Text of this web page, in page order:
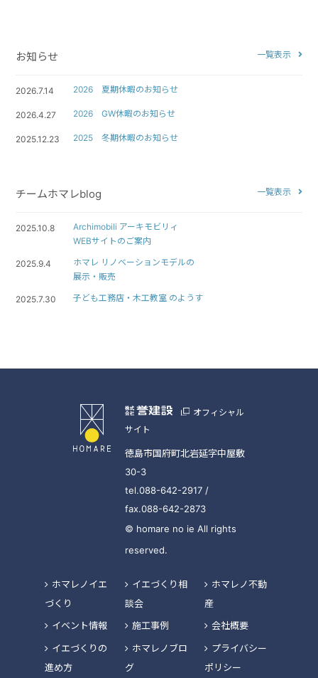
お知らせ 一覧表示
2026.7.14 2026 夏期休暇のお知らせ
2026.4.27 2026 GW休暇のお知らせ
2025.12.23 2025 冬期休暇のお知らせ
チームホマレblog 一覧表示
2025.10.8
Archimobili アーキモビリィ
WEBサイトのご案内
2025.9.4
ホマレ リノベーションモデルの
展示・販売
2025.7.30 子ども工務店・木工教室 のようす
オフィシャル
サイト
徳島市国府町北岩延字中屋敷
30-3
tel.088-642-2917 /
fax.088-642-2873
© homare no ie All rights
reserved.
ホマレノイエ
づくり
イベント情報
イエづくりの
進め方
イエづくり相
談会
施工事例
ホマレノブロ
グ
ホマレノ不動
産
会社概要
プライバシー
ポリシー